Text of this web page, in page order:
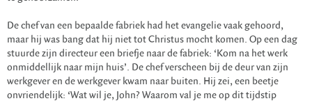
De chef van een bepaalde fabriek had het evangelie vaak gehoord,
maar hij was bang dat hij niet tot Christus mocht komen. Op een dag
stuurde zijn directeur een briefje naar de fabriek: ‘Kom na het werk
onmiddellijk naar mijn huis’. De chef verscheen bij de deur van zijn
werkgever en de werkgever kwam naar buiten. Hij zei, een beetje
onvriendelijk: ‘Wat wil je, John? Waarom val je me op dit tijdstip